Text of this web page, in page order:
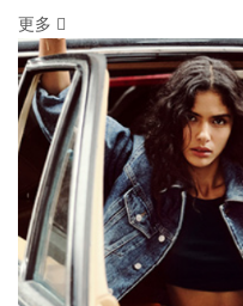
更多